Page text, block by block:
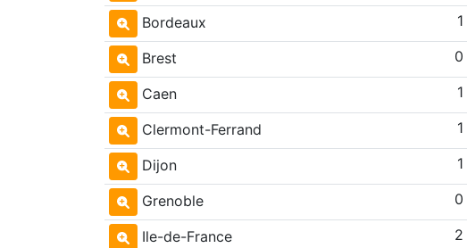
Bordeaux 1
Brest 0
Caen 1
Clermont-Ferrand 1
Dijon 1
Grenoble 0
Ile-de-France 2